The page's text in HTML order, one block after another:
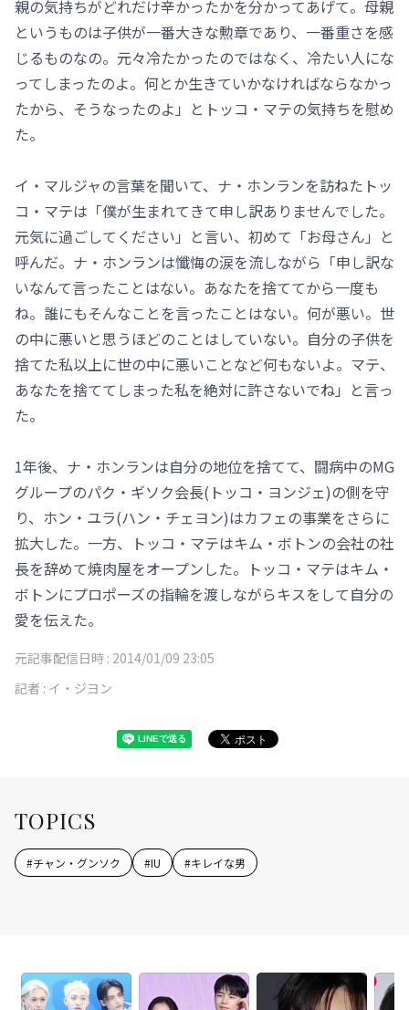
親の気持ちがどれだけ辛かったかを分かってあげて。母親
というものは子供が一番大きな勲章であり、一番重さを感
じるものなの。元々冷たかったのではなく、冷たい人にな
ってしまったのよ。何とか生きていかなければならなかっ
たから、そうなったのよ」とトッコ・マテの気持ちを慰め
た。
イ・マルジャの言葉を聞いて、ナ・ホンランを訪ねたトッ
コ・マテは「僕が生まれてきて申し訳ありませんでした。
元気に過ごしてください」と言い、初めて「お母さん」と
呼んだ。ナ・ホンランは懺悔の涙を流しながら「申し訳な
いなんて言ったことはない。あなたを捨ててから一度も
ね。誰にもそんなことを言ったことはない。何が悪い。世
の中に悪いと思うほどのことはしていない。自分の子供を
捨てた私以上に世の中に悪いことなど何もないよ。マテ、
あなたを捨ててしまった私を絶対に許さないでね」と言っ
た。
1年後、ナ・ホンランは自分の地位を捨てて、闘病中のMG
グループのパク・ギソク会長(トッコ・ヨンジェ)の側を守
り、ホン・ユラ(ハン・チェヨン)はカフェの事業をさらに
拡大した。一方、トッコ・マテはキム・ボトンの会社の社
長を辞めて焼肉屋をオープンした。トッコ・マテはキム・
ボトンにプロポーズの指輪を渡しながらキスをして自分の
愛を伝えた。
元記事配信日時 : 2014/01/09 23:05
記者 : イ・ジヨン
TOPICS
#チャン・グンソク #IU #キレイな男